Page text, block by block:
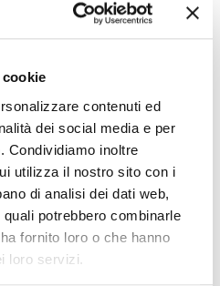
contenuti ed
dei social media e per
Condividiamo inoltre
utilizza il nostro sito con i
di analisi dei dati web,
potrebbero combinarle
fornito loro o che hanno
loro servizi.